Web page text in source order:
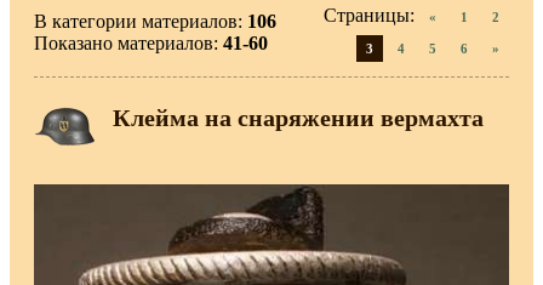
В категории материалов: 106
Показано материалов: 41-60
Страницы: « 1 2
3 4 5 6 »
Клейма на снаряжении вермахта